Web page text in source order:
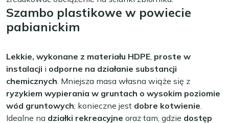
Szambo plastikowe w powiecie
pabianickim
Lekkie, wykonane z materiału HDPE, proste w
instalacji i odporne na działanie substancji
chemicznych. Mniejsza masa własna wiąże się z
ryzykiem wypierania w gruntach o wysokim poziomie
wód gruntowych; konieczne jest dobre kotwienie.
Idealne na działki rekreacyjne oraz tam, gdzie dostęp